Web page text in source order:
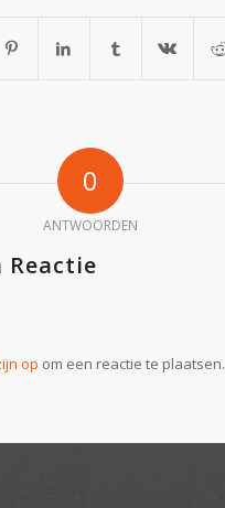
0
ANTWOORDEN
Reactie
op om een reactie te plaatsen.